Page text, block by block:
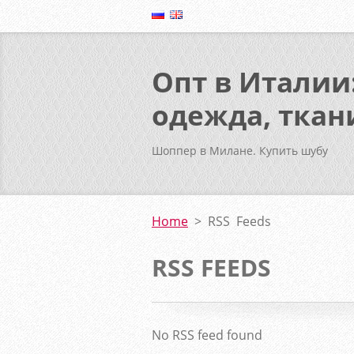
Опт в
одежда,
Шоппер в Милане. Купить шубу
Home > RSS Feeds
RSS FEEDS
No RSS feed found